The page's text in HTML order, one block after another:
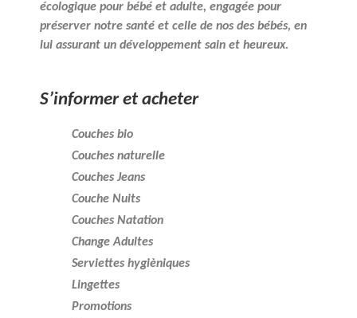
écologique pour bébé et adulte, engagée pour
préserver notre santé et celle de nos des bébés, en
lui assurant un développement sain et heureux.
S’informer et acheter
Couches bio
Couches naturelle
Couches Jeans
Couche Nuits
Couches Natation
Change Adultes
Serviettes hygièniques
Lingettes
Promotions